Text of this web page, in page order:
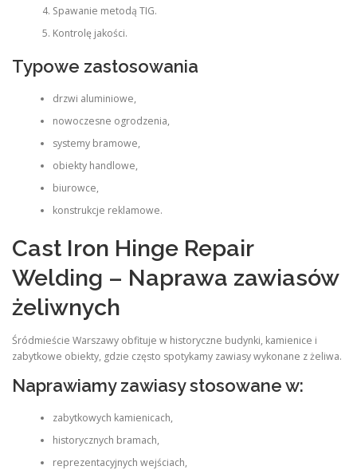
Spawanie metodą TIG.
Kontrolę jakości.
Typowe zastosowania
drzwi aluminiowe,
nowoczesne ogrodzenia,
systemy bramowe,
obiekty handlowe,
biurowce,
konstrukcje reklamowe.
Cast Iron Hinge Repair
Welding – Naprawa zawiasów
żeliwnych
Śródmieście Warszawy obfituje w historyczne budynki, kamienice i
zabytkowe obiekty, gdzie często spotykamy zawiasy wykonane z żeliwa.
Naprawiamy zawiasy stosowane w:
zabytkowych kamienicach,
historycznych bramach,
reprezentacyjnych wejściach,